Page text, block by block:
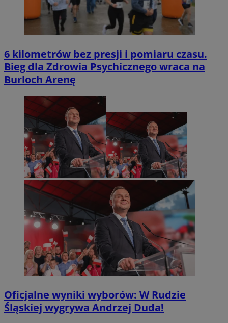
6 kilometrów bez presji i pomiaru czasu.
Bieg dla Zdrowia Psychicznego wraca na
Burloch Arenę
Oficjalne wyniki wyborów: W Rudzie
Śląskiej wygrywa Andrzej Duda!